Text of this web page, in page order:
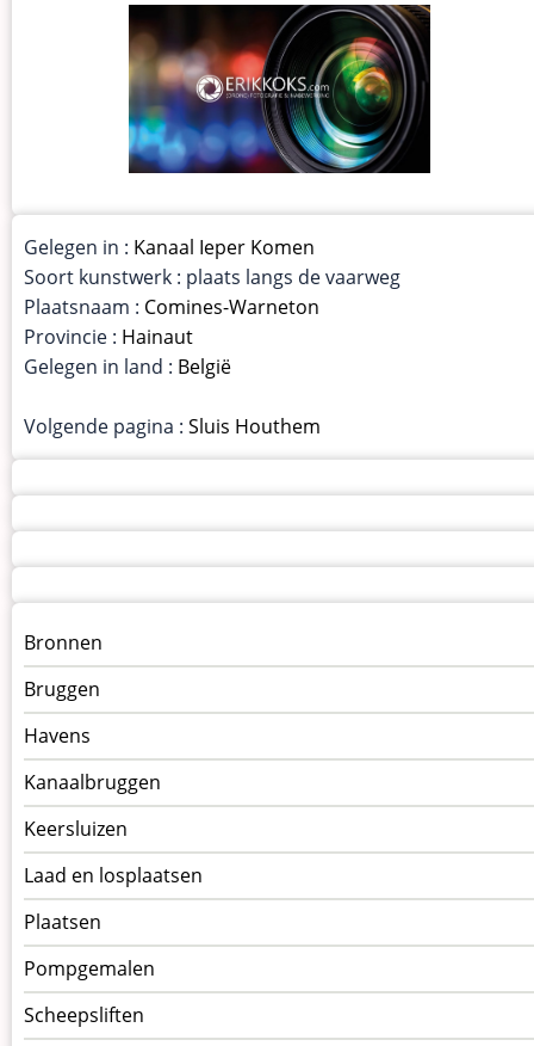
Gelegen in : Kanaal Ieper Komen
Soort kunstwerk : plaats langs de vaarweg
Plaatsnaam : Comines-Warneton
Provincie : Hainaut
Gelegen in land : België
Volgende pagina : Sluis Houthem
Menu
kunstwerken
op
kunstwerkpagina
Bronnen
Bruggen
Havens
Kanaalbruggen
Keersluizen
Laad en losplaatsen
Plaatsen
Pompgemalen
Scheepsliften